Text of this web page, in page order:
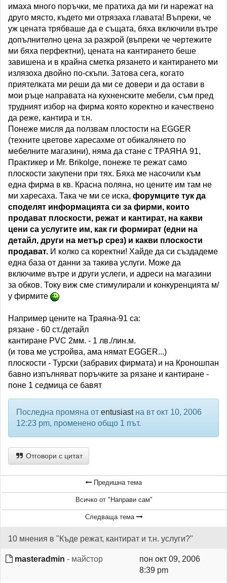
имаха много поръчки, ме пратиха да ми ги нарежат на
друго място, където ми отрязаха главата! Въпреки, че
уж цената трябваше да е същата, бяха включили вътре
допълнително цена за разкрой (въпреки че чертежите
ми бяха перфектни), цената на кантирането беше
завишена и в крайна сметка рязането и кантирането ми
излязоха двойно по-скъпи. Затова сега, когато
приятелката ми реши да ми се довери и да остави в
мои ръце направата на кухненските мебели, съм пред
трудният избор на фирма която коректно и качествено
да реже, кантира и т.н.
Понеже мисля да ползвам плостости на EGGER
(техните цветове харесахме от обикалянето по
мебелните магазини), няма да стане с ТРАЯНА 91,
Практикер и Mr. Brikolge, понеже те режат само
плоскости закупени при тях. Бяха ме насочили към
една фирма в кв. Красна поляна, но цените им там не
ми харесаха. Така че ми се иска, форумците тук да
споделят информацията си за фирми, които
продават плоскости, режат и кантират, на какви
цени са услугите им, как ги формират (едни на
детайл, други на метър срез) и какви плоскости
продават. И колко са коректни! Хайде да си създадеме
една база от данни за такива услуги. Може да
включиме вътре и други услеги, и адреси на магазини
за обков. Току виж сме стимулирали и конкуренцията м/
у фирмите
Например цените на Траяна-91 са:
рязане - 60 ст./детайл
кантиране PVC 2мм. - 1 лв./лин.м.
(и това ме устройва, ама нямат EGGER...)
плоскости - Турски (забравих фирмата) и на Кроношпан
бавно изпълняват поръчките за рязане и кантиране -
поне 1 седмица се бавят
Последна промяна от entusiastна вт окт 10, 2006
12:23 pm, променено общо 1 път.
Отговори с цитат
Предишна тема
Всичко от "Направи сам"
Следваща тема
10 мнения в "Къде режат, кантират и т.н. услуги?"
masteradmin - майстор
пон окт 09, 2006
8:39 pm